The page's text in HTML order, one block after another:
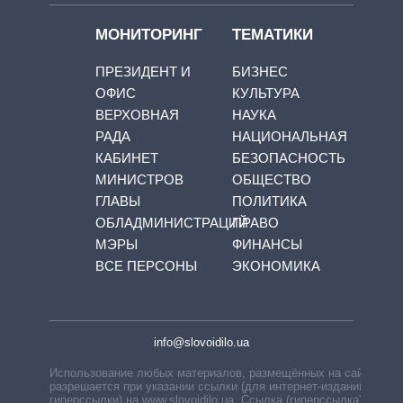
МОНИТОРИНГ
ПРЕЗИДЕНТ И
ОФИС
ВЕРХОВНАЯ
РАДА
КАБИНЕТ
МИНИСТРОВ
ГЛАВЫ
ОБЛАДМИНИСТРАЦИЙ
МЭРЫ
ВСЕ ПЕРСОНЫ
ТЕМАТИКИ
БИЗНЕС
КУЛЬТУРА
НАУКА
НАЦИОНАЛЬНАЯ
БЕЗОПАСНОСТЬ
ОБЩЕСТВО
ПОЛИТИКА
ПРАВО
ФИНАНСЫ
ЭКОНОМИКА
info@slovoidilo.ua
Использование любых материалов, размещённых на сайте,
разрешается при указании ссылки (для интернет-изданий —
гиперссылки) на www.slovoidilo.ua. Ссылка (гиперссылка)